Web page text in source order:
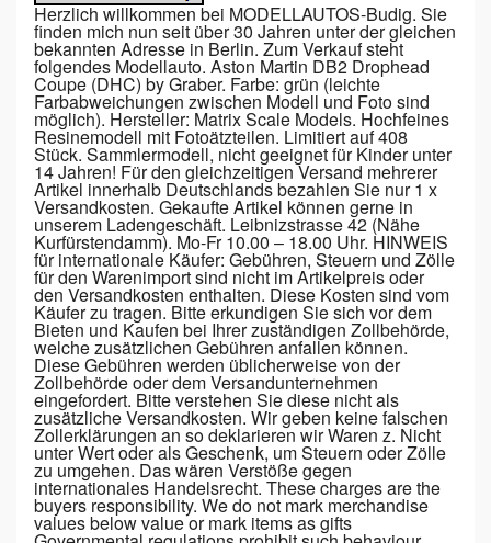
Herzlich willkommen bei MODELLAUTOS-Budig. Sie
finden mich nun seit über 30 Jahren unter der gleichen
bekannten Adresse in Berlin. Zum Verkauf steht
folgendes Modellauto. Aston Martin DB2 Drophead
Coupe (DHC) by Graber. Farbe: grün (leichte
Farbabweichungen zwischen Modell und Foto sind
möglich). Hersteller: Matrix Scale Models. Hochfeines
Resinemodell mit Fotoätzteilen. Limitiert auf 408
Stück. Sammlermodell, nicht geeignet für Kinder unter
14 Jahren! Für den gleichzeitigen Versand mehrerer
Artikel innerhalb Deutschlands bezahlen Sie nur 1 x
Versandkosten. Gekaufte Artikel können gerne in
unserem Ladengeschäft. Leibnizstrasse 42 (Nähe
Kurfürstendamm). Mo-Fr 10.00 – 18.00 Uhr. HINWEIS
für internationale Käufer: Gebühren, Steuern und Zölle
für den Warenimport sind nicht im Artikelpreis oder
den Versandkosten enthalten. Diese Kosten sind vom
Käufer zu tragen. Bitte erkundigen Sie sich vor dem
Bieten und Kaufen bei Ihrer zuständigen Zollbehörde,
welche zusätzlichen Gebühren anfallen können.
Diese Gebühren werden üblicherweise von der
Zollbehörde oder dem Versandunternehmen
eingefordert. Bitte verstehen Sie diese nicht als
zusätzliche Versandkosten. Wir geben keine falschen
Zollerklärungen an so deklarieren wir Waren z. Nicht
unter Wert oder als Geschenk, um Steuern oder Zölle
zu umgehen. Das wären Verstöße gegen
internationales Handelsrecht. These charges are the
buyers responsibility. We do not mark merchandise
values below value or mark items as gifts